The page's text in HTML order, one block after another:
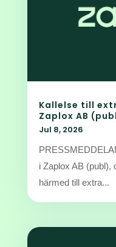
Kallelse till
Zaplox AB
Jul 8, 2026
i Zaplox AB (publ),
härmed till extra...